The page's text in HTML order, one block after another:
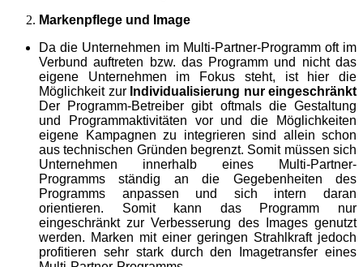
Markenpflege und Image
Da die Unternehmen im Multi-Partner-Programm oft im
Verbund auftreten bzw. das Programm und nicht das
eigene Unternehmen im Fokus steht, ist hier die
Möglichkeit zur Individualisierung nur eingeschränkt
Der Programm-Betreiber gibt oftmals die Gestaltung
und Programmaktivitäten vor und die Möglichkeiten
eigene Kampagnen zu integrieren sind allein schon
aus technischen Gründen begrenzt. Somit müssen sich
Unternehmen innerhalb eines Multi-Partner-
Programms ständig an die Gegebenheiten des
Programms anpassen und sich intern daran
orientieren. Somit kann das Programm nur
eingeschränkt zur Verbesserung des Images genutzt
werden. Marken mit einer geringen Strahlkraft jedoch
profitieren sehr stark durch den Imagetransfer eines